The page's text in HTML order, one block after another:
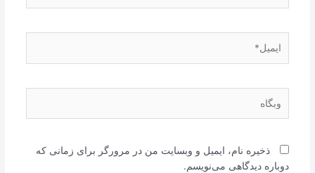
ذخیره نام، ایمیل و وبسایت من در مرورگر برای زمانی که
دوباره دیدگاهی می‌نویسم.